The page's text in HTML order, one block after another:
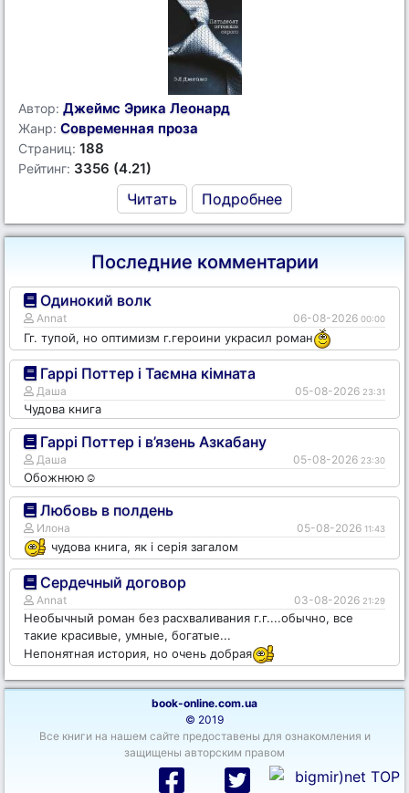
Автор: Джеймс Эрика Леонард
Жанр: Современная проза
Страниц: 188
Рейтинг: 3356 (4.21)
Читать Подробнее
Последние комментарии
Одинокий волк
Annat 06-08-2026 00:00
Гг. тупой, но оптимизм г.героини украсил роман
Гаррі Поттер і Таємна кімната
Даша 05-08-2026 23:31
Чудова книга
Гаррі Поттер і в’язень Азкабану
Даша 05-08-2026 23:30
Обожнюю☺️
Любовь в полдень
Илона 05-08-2026 11:43
чудова книга, як і серія загалом
Сердечный договор
Annat 03-08-2026 21:29
Необычный роман без расхваливания г.г....обычно, все
такие красивые, умные, богатые...
Непонятная история, но очень добрая
book-online.com.ua
© 2019
Все книги на нашем сайте предоставены для ознакомления и
защищены авторским правом